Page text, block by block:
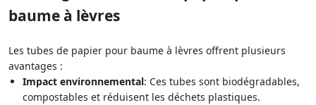
baume à lèvres
Les tubes de papier pour baume à lèvres offrent plusieurs
avantages :
Impact environnemental: Ces tubes sont biodégradables,
compostables et réduisent les déchets plastiques.